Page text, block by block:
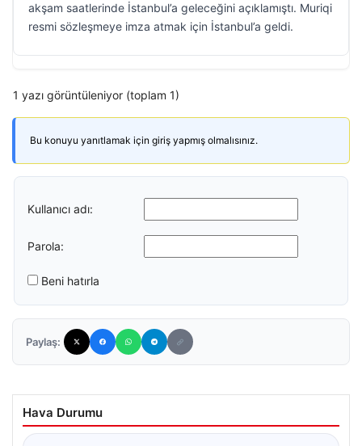
akşam saatlerinde İstanbul’a geleceğini açıklamıştı. Muriqi
resmi sözleşmeye imza atmak için İstanbul’a geldi.
1 yazı görüntüleniyor (toplam 1)
Bu konuyu yanıtlamak için giriş yapmış olmalısınız.
Kullanıcı adı:
Parola:
Beni hatırla
Paylaş:
Hava Durumu